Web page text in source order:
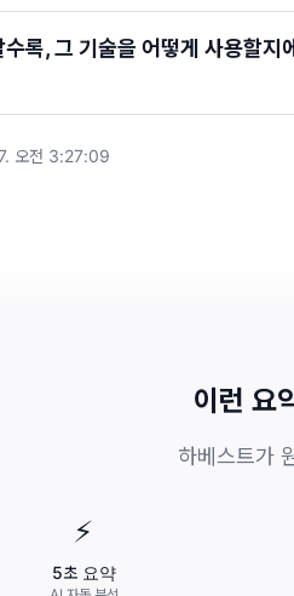
록, 그 기술을 어떻게 사용할지
오전 3:27:09
이런 요
하베스트가
⚡
5초 요약